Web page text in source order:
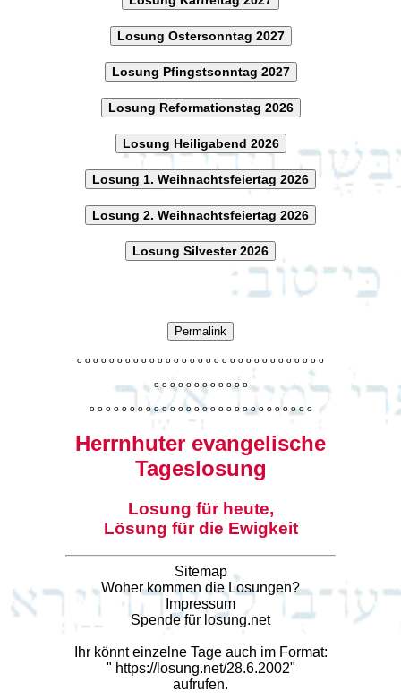
Losung Ostersonntag 2027
Losung Pfingstsonntag 2027
Losung Reformationstag 2026
Losung Heiligabend 2026
Losung 1. Weihnachtsfeiertag 2026
Losung 2. Weihnachtsfeiertag 2026
Losung Silvester 2026
Permalink
o o o o o o o o o o o o o o o o o o o o o o o o o o o o o o o
o o o o o o o o o o o o
o o o o o o o o o o o o o o o o o o o o o o o o o o o o
Herrnhuter evangelische
Tageslosung
Losung für heute,
Lösung für die Ewigkeit
Sitemap
Woher kommen die Losungen?
Impressum
Spende für losung.net
Ihr könnt einzelne Tage auch im Format:
" https://losung.net/28.6.2002"
aufrufen.